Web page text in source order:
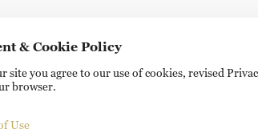
京ICP备20000184号
& Cookie Policy
site you agree to our use of cookies, revised
browser.
Use